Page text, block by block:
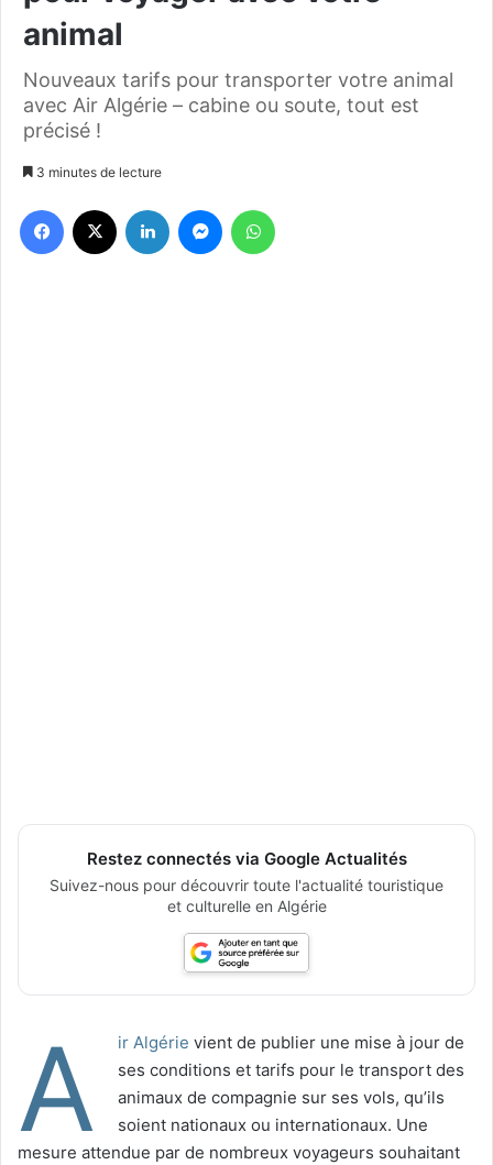
animal
Nouveaux tarifs pour transporter votre animal
avec Air Algérie – cabine ou soute, tout est
précisé !
3 minutes de lecture
Restez connectés via Google Actualités
Suivez-nous pour découvrir toute l'actualité touristique
et culturelle en Algérie
A ir Algérie vient de publier une mise à jour de
ses conditions et tarifs pour le transport des
animaux de compagnie sur ses vols, qu’ils
soient nationaux ou internationaux. Une
mesure attendue par de nombreux voyageurs souhaitant